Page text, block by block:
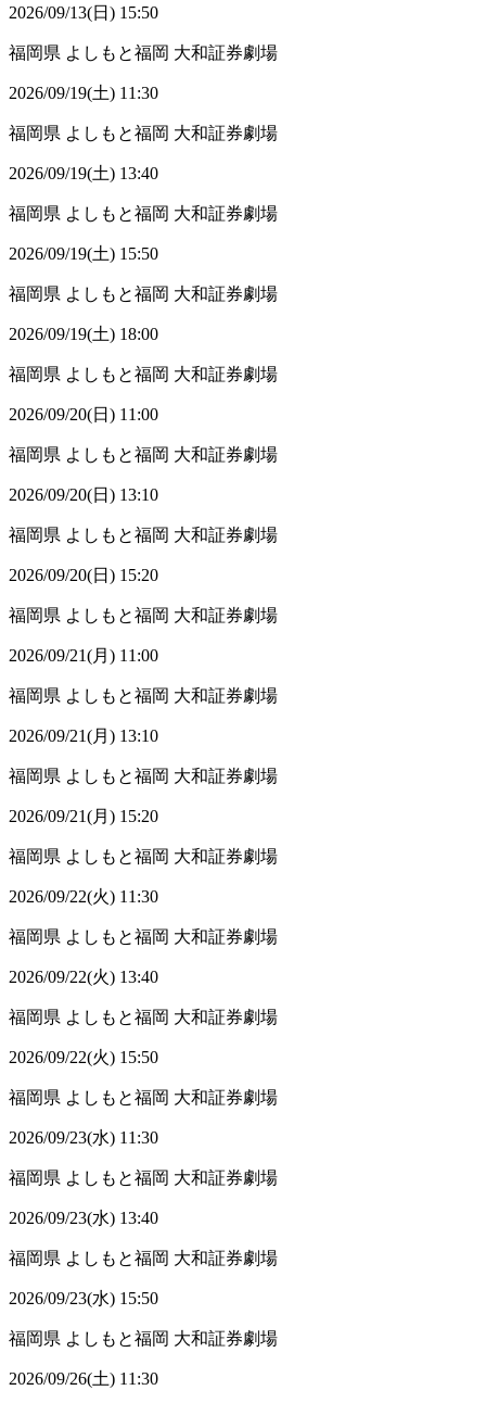
2026/09/13(日) 15:50
福岡県 よしもと福岡 大和証券劇場
2026/09/19(土) 11:30
福岡県 よしもと福岡 大和証券劇場
2026/09/19(土) 13:40
福岡県 よしもと福岡 大和証券劇場
2026/09/19(土) 15:50
福岡県 よしもと福岡 大和証券劇場
2026/09/19(土) 18:00
福岡県 よしもと福岡 大和証券劇場
2026/09/20(日) 11:00
福岡県 よしもと福岡 大和証券劇場
2026/09/20(日) 13:10
福岡県 よしもと福岡 大和証券劇場
2026/09/20(日) 15:20
福岡県 よしもと福岡 大和証券劇場
2026/09/21(月) 11:00
福岡県 よしもと福岡 大和証券劇場
2026/09/21(月) 13:10
福岡県 よしもと福岡 大和証券劇場
2026/09/21(月) 15:20
福岡県 よしもと福岡 大和証券劇場
2026/09/22(火) 11:30
福岡県 よしもと福岡 大和証券劇場
2026/09/22(火) 13:40
福岡県 よしもと福岡 大和証券劇場
2026/09/22(火) 15:50
福岡県 よしもと福岡 大和証券劇場
2026/09/23(水) 11:30
福岡県 よしもと福岡 大和証券劇場
2026/09/23(水) 13:40
福岡県 よしもと福岡 大和証券劇場
2026/09/23(水) 15:50
福岡県 よしもと福岡 大和証券劇場
2026/09/26(土) 11:30